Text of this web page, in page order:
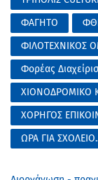
ΦΑΓΗΤΟ
ΦΙΛΟΤΕΧΝΙΚΟΣ
Φορέας
ΧΙΟΝΟΔΡΟΜΙΚΟ
ΧΟΡΗΓΟΣ
ΩΡΑ ΓΙΑ